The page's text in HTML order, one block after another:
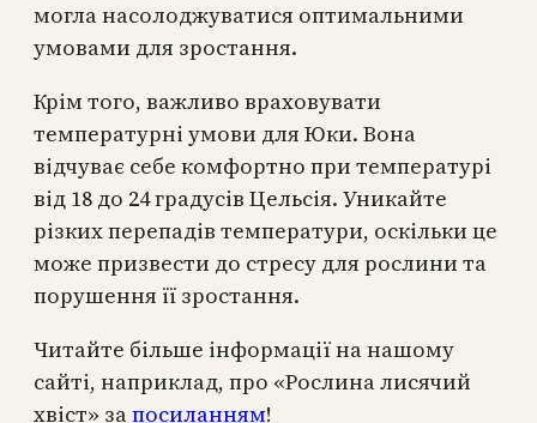
могла насолоджуватися оптимальними
умовами для зростання.
Крім того, важливо враховувати
температурні умови для Юки. Вона
відчуває себе комфортно при температурі
від 18 до 24 градусів Цельсія. Уникайте
різких перепадів температури, оскільки це
може призвести до стресу для рослини та
порушення її зростання.
Читайте більше інформації на нашому
сайті, наприклад, про «Рослина лисячий
хвіст» запосиланням!